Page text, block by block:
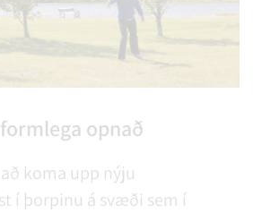
opnað
koma upp nýju
í þorpinu á svæði sem í